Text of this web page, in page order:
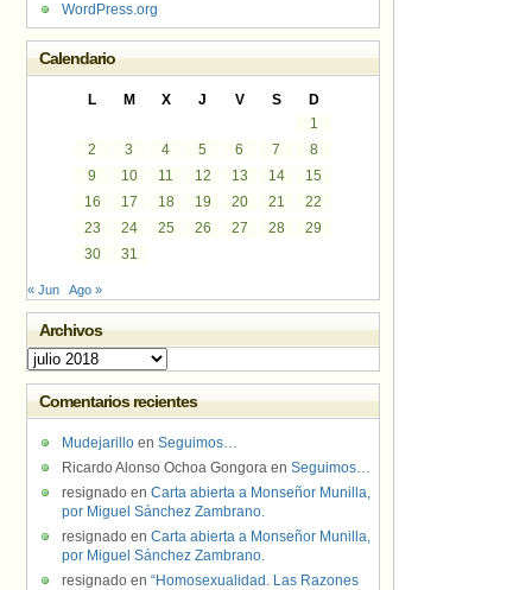
WordPress.org
Calendario
L M X J V S
D
1
2
3 4 5 6 7
8
9
10 11 12 13 14
15
16
17 18 19 20 21
22
23
24 25 26 27 28
29
30
31
« Jun Ago »
Archivos
Archivos
Comentarios recientes
Mudejarillo en Seguimos…
Ricardo Alonso Ochoa Gongora en Seguimos…
resignado en Carta abierta a Monseñor Munilla,
por Miguel Sánchez Zambrano.
resignado en Carta abierta a Monseñor Munilla,
por Miguel Sánchez Zambrano.
resignado en “Homosexualidad. Las Razones